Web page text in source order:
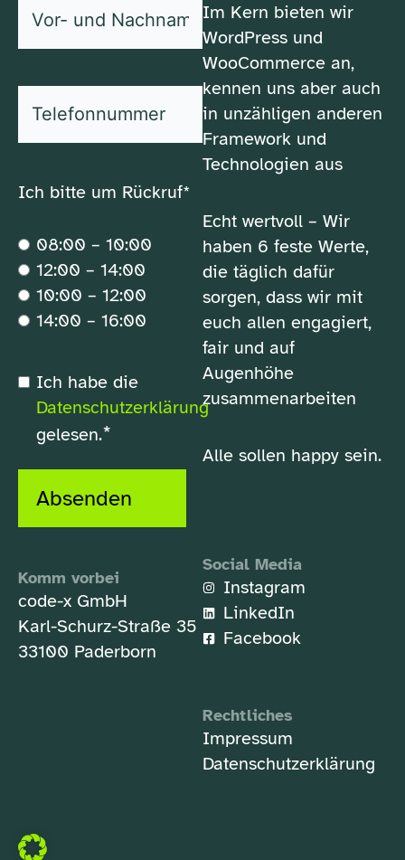
und
Nachname*
Ich bitte um Rückruf*
08:00 – 10:00
12:00 – 14:00
10:00 – 12:00
14:00 – 16:00
Datenschutzerklärung
Ich habe die
Datenschutzerklärung
gelesen.*
Absenden
Komm vorbei
code-x GmbH
Karl-Schurz-Straße 35
33100 Paderborn
Im Kern bieten wir
WordPress und
WooCommerce an,
kennen uns aber auch
in unzähligen anderen
Framework und
Technologien aus
Echt wertvoll – Wir
haben 6 feste Werte,
die täglich dafür
sorgen, dass wir mit
euch allen engagiert,
fair und auf
Augenhöhe
zusammenarbeiten
Alle sollen happy sein.
Social Media
Instagram
LinkedIn
Facebook
Rechtliches
Impressum
Datenschutzerklärung